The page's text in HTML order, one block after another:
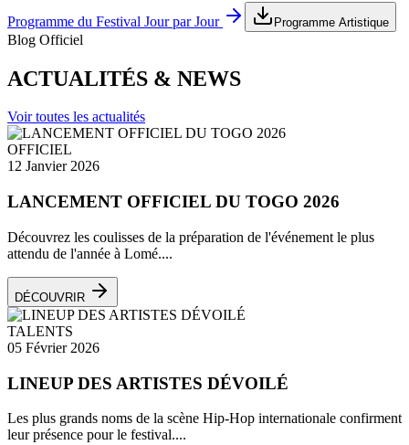
Programme du Festival Jour par Jour Programme Artistique
Blog Officiel
ACTUALITÉS & NEWS
Voir toutes les actualités
OFFICIEL
12 Janvier 2026
LANCEMENT OFFICIEL DU TOGO 2026
Découvrez les coulisses de la préparation de l'événement le plus
attendu de l'année à Lomé....
DÉCOUVRIR
TALENTS
05 Février 2026
LINEUP DES ARTISTES DÉVOILÉ
Les plus grands noms de la scène Hip-Hop internationale confirment
leur présence pour le festival....